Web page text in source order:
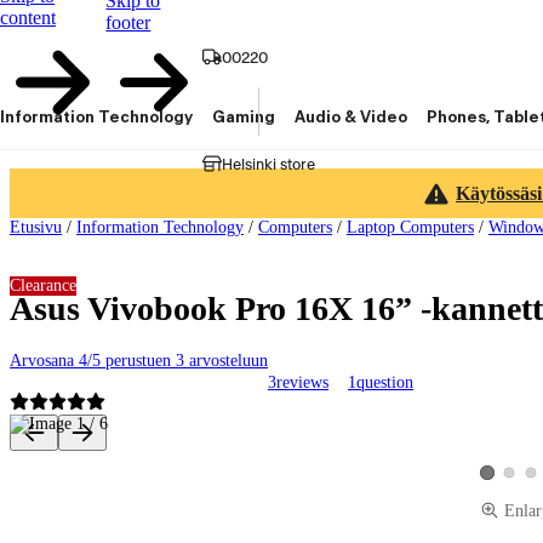
content
footer
00220
Helsinki store
Information Technology Gaming Audio & Video Phones,
Etusivu / Information Technology / Computers / Laptop Computers /
Asus Vivobook Pro 16X 16” -
Arvosana 4/5 perustuen 3 arvosteluun
3reviews 1question
Clearance
Product images and videos
ViewView